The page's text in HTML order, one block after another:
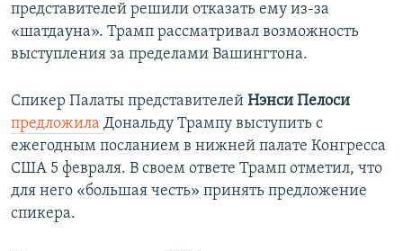
представителей решили отказать ему из-за
«шатдауна». Трамп рассматривал возможность
выступления за пределами Вашингтона.
Спикер Палаты представителей Нэнси Пелоси
предложила Дональду Трампу выступить с
ежегодным посланием в нижней палате Конгресса
США 5 февраля. В своем ответе Трамп отметил, что
для него «большая честь» принять предложение
спикера.